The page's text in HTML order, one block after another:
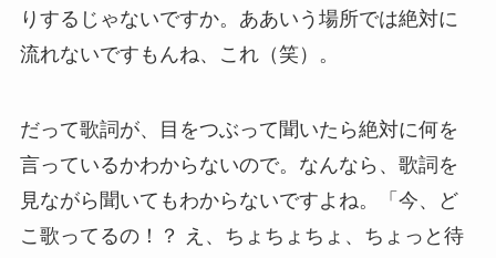
りするじゃないですか。ああいう場所では絶対に
流れないですもんね、これ（笑）。
だって歌詞が、目をつぶって聞いたら絶対に何を
言っているかわからないので。なんなら、歌詞を
見ながら聞いてもわからないですよね。「今、ど
こ歌ってるの！？ え、ちょちょちょ、ちょっと待